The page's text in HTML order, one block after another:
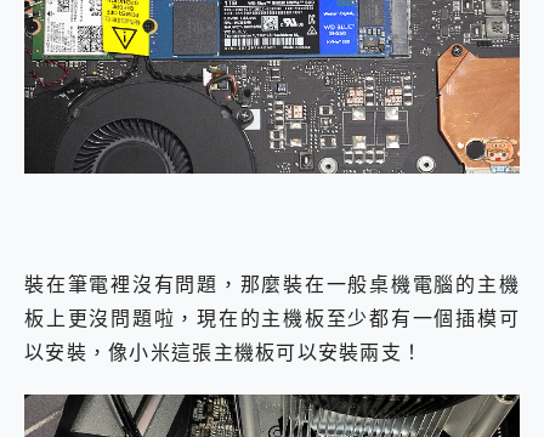
裝在筆電裡沒有問題，那麼裝在一般桌機電腦的主機
板上更沒問題啦，現在的主機板至少都有一個插模可
以安裝，像小米這張主機板可以安裝兩支！